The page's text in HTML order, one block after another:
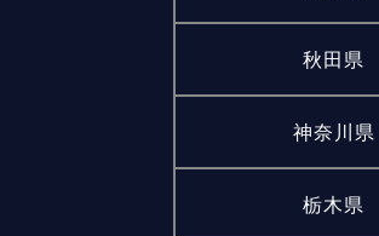
秋田県
神奈川県
栃木県